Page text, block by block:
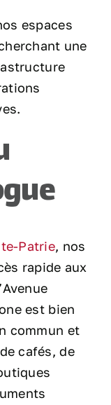
espaces
une
Patrie, nos
rapide aux
est bien
commun et
cafés, de